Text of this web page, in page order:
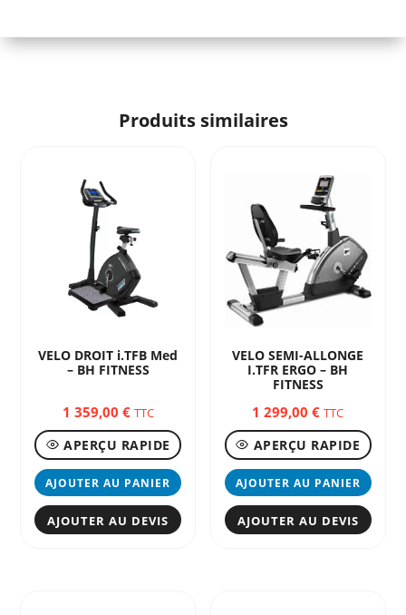
Produits similaires
VELO DROIT i.TFB Med
– BH FITNESS
1 359,00 € TTC
APERÇU RAPIDE
AJOUTER AU PANIER
AJOUTER AU DEVIS
VELO SEMI-ALLONGE
I.TFR ERGO – BH
FITNESS
1 299,00€ TTC
APERÇU RAPIDE
AJOUTER AU PANIER
AJOUTER AU DEVIS